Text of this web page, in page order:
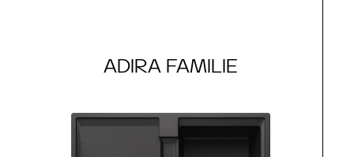
ADIRA FAMILIE